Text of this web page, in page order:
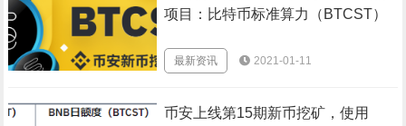
项目：比特币标准算力（BTCST）
最新资讯 2021-01-11
币安上线第15期新币挖矿，使用